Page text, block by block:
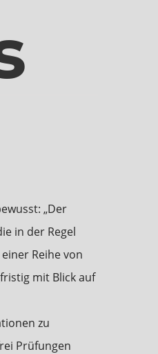
„Der
in der Regel
Reihe von
mit Blick auf
zu
Prüfungen